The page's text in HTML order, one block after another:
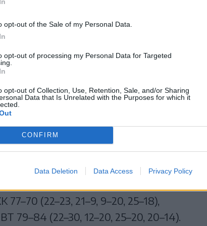
opt-out of the Sale of my Personal Data.
opt-out of processing my Personal Data for Targeted
opt-out of Collection, Use, Retention, Sale, and/or Sharing
Data that Is Unrelated with the Purposes for which it
CONFIRM
Data Deletion Data Access Privacy Policy
19 (5x3), Kalve 19 (2x3), Markovics 14
2, Popescu, Andrei. Vezetőedző:
11 (3x3), Hargrove 8 (1x3), Abrams 5
Gavrilă, Corneanu. Vezetőedző: Vladimir
István (mindketten Kolozsvár), Dragoș
(22–23, 21–9, 9–20, 25–18),
79–84 (22–30, 12–20, 25–20, 20–14).